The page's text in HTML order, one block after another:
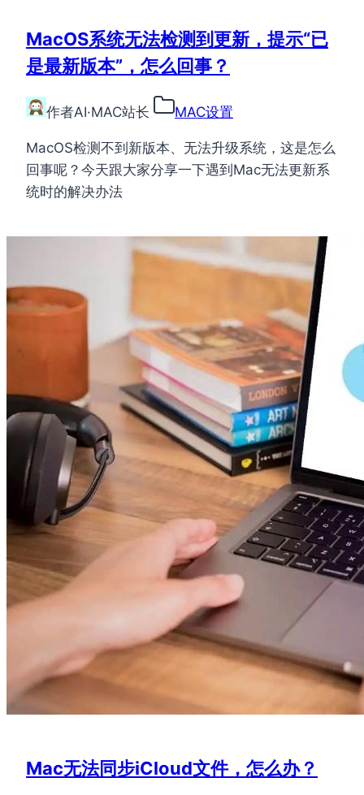
MacOS系统无法检测到更新，提示“已
是最新版本”，怎么回事？
作者AI·MAC站长 MAC设置
MacOS检测不到新版本、无法升级系统，这是怎么
回事呢？今天跟大家分享一下遇到Mac无法更新系
统时的解决办法
Mac无法同步iCloud文件，怎么办？